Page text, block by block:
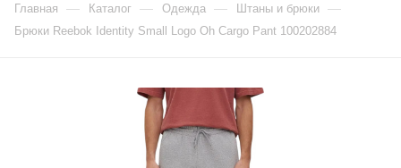
Главная — Каталог — Одежда — Штаны и брюки —
Брюки Reebok Identity Small Logo Oh Cargo Pant 100202884